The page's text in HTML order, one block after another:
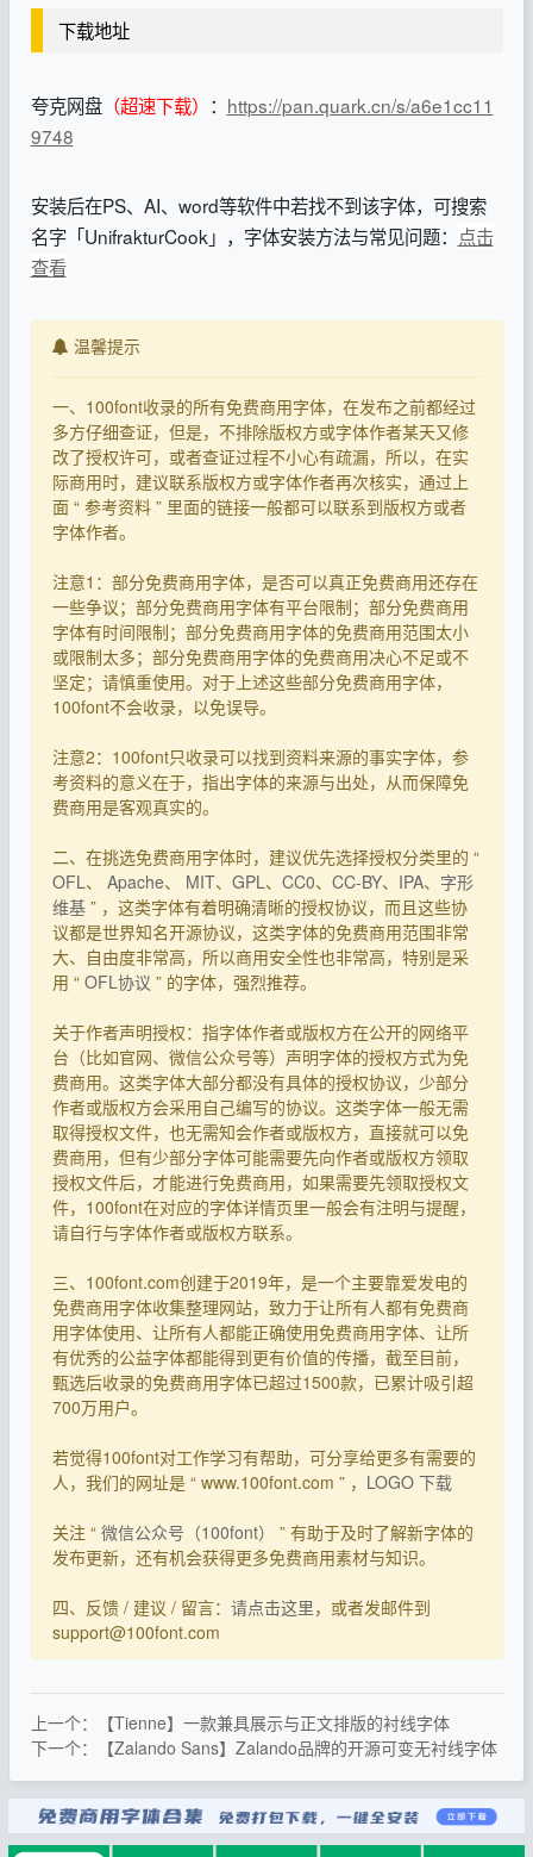
下载地址
夸克网盘（超速下载） ： https://pan.quark.cn/s/a6e1cc11
9748
安装后在PS、AI、word等软件中若找不到该字体，可搜索
名字「UnifrakturCook」，字体安装方法与常见问题： 点击
查看
温馨提示
一、100font收录的所有免费商用字体，在发布之前都经过
多方仔细查证，但是，不排除版权方或字体作者某天又修
改了授权许可，或者查证过程不小心有疏漏，所以，在实
际商用时，建议联系版权方或字体作者再次核实，通过上
面 “ 参考资料 ” 里面的链接一般都可以联系到版权方或者
字体作者。
注意1：部分免费商用字体，是否可以真正免费商用还存在
一些争议；部分免费商用字体有平台限制；部分免费商用
字体有时间限制；部分免费商用字体的免费商用范围太小
或限制太多；部分免费商用字体的免费商用决心不足或不
坚定；请慎重使用。对于上述这些部分免费商用字体，
100font不会收录，以免误导。
注意2：100font只收录可以找到资料来源的事实字体，参
考资料的意义在于，指出字体的来源与出处，从而保障免
费商用是客观真实的。
二、在挑选免费商用字体时，建议优先选择授权分类里的 “
OFL、 Apache、 MIT、 GPL、 CC0、 CC-BY、 IPA、 字形
维基 ” ，这类字体有着明确清晰的授权协议，而且这些协
议都是世界知名开源协议，这类字体的免费商用范围非常
大、自由度非常高，所以商用安全性也非常高，特别是采
用 “ OFL协议 ” 的字体，强烈推荐。
关于作者声明授权：指字体作者或版权方在公开的网络平
台（比如官网、微信公众号等）声明字体的授权方式为免
费商用。这类字体大部分都没有具体的授权协议，少部分
作者或版权方会采用自己编写的协议。这类字体一般无需
取得授权文件，也无需知会作者或版权方，直接就可以免
费商用，但有少部分字体可能需要先向作者或版权方领取
授权文件后，才能进行免费商用，如果需要先领取授权文
件，100font在对应的字体详情页里一般会有注明与提醒，
请自行与字体作者或版权方联系。
三、100font.com创建于2019年，是一个主要靠爱发电的
免费商用字体收集整理网站，致力于让所有人都有免费商
用字体使用、让所有人都能正确使用免费商用字体、让所
有优秀的公益字体都能得到更有价值的传播，截至目前，
甄选后收录的免费商用字体已超过1500款，已累计吸引超
700万用户。
若觉得100font对工作学习有帮助，可分享给更多有需要的
人，我们的网址是 “ www.100font.com ” ， LOGO 下载
关注 “ 微信公众号（100font）
” 有助于及时了解新字体的
发布更新，还有机会获得更多免费商用素材与知识。
四、反馈 / 建议 / 留言： 请点击这里，或者发邮件到
support@100font.com
上一个：【Tienne】一款兼具展示与正文排版的衬线字体
下一个：【Zalando Sans】Zalando品牌的开源可变无衬线字体